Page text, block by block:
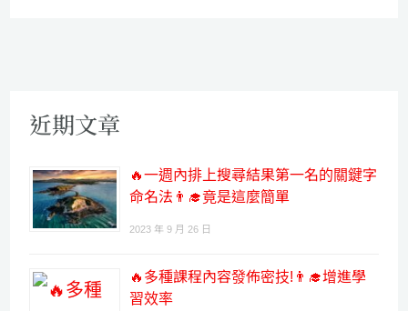
近期文章
🔥一週內排上搜尋結果第一名的關鍵字
命名法👨‍🎓竟是這麼簡單
2023 年 9 月 26 日
🔥多種課程內容發佈密技!👨‍🎓增進學
習效率